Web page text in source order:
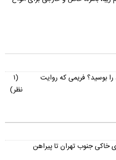
بوسید؟ فریمی که روایت
(۱
نظر)
خاکی جنوب تهران تا پیراهن